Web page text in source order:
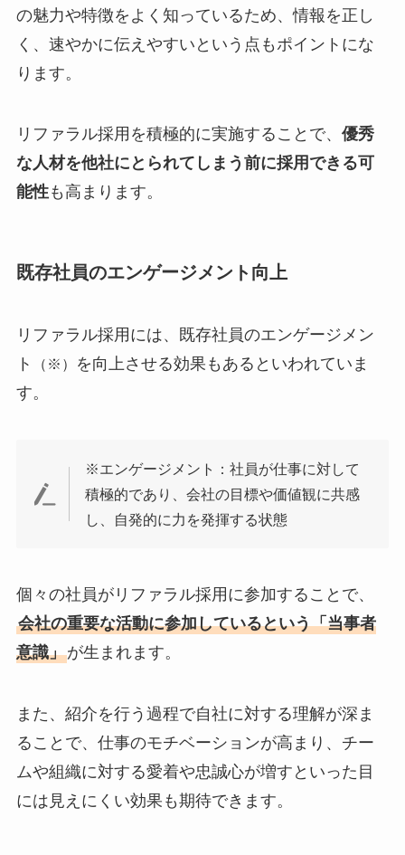
の魅力や特徴をよく知っているため、情報を正し
く、速やかに伝えやすいという点もポイントにな
ります。
リファラル採用を積極的に実施することで、 優秀
な人材を他社にとられてしまう前に採用できる可
能性も高まります。
既存社員のエンゲージメント向上
リファラル採用には、既存社員のエンゲージメン
ト
（※）
を向上させる効果もあるといわれていま
す。
※エンゲージメント：社員が仕事に対して
積極的であり、会社の目標や価値観に共感
し、自発的に力を発揮する状態
個々の社員がリファラル採用に参加することで、
会社の重要な活動に参加しているという「当事者
意識」が生まれます。
また、紹介を行う過程で自社に対する理解が深ま
ることで、仕事のモチベーションが高まり、チー
ムや組織に対する愛着や忠誠心が増すといった目
には見えにくい効果も期待できます。